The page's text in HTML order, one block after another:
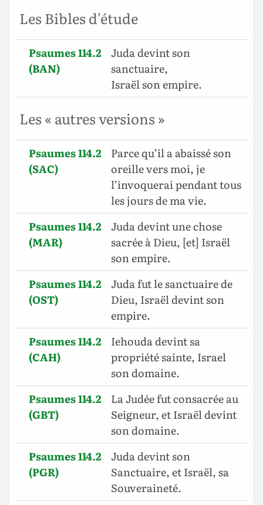
Les Bibles d'étude
Psaumes 114.2
(BAN)
Juda devint son
sanctuaire,
Israël son empire.
Les « autres versions »
Psaumes 114.2
(SAC)
Parce qu’il a abaissé son
oreille vers moi, je
l’invoquerai pendant tous
les jours de ma vie.
Psaumes 114.2
(MAR)
Juda devint une chose
sacrée à Dieu, [et] Israël
son empire.
Psaumes 114.2
(OST)
Juda fut le sanctuaire de
Dieu, Israël devint son
empire.
Psaumes 114.2
(CAH)
Iehouda devint sa
propriété sainte, Israel
son domaine.
Psaumes 114.2
(GBT)
La Judée fut consacrée au
Seigneur, et Israël devint
son domaine.
Psaumes 114.2
(PGR)
Juda devint son
Sanctuaire, et Israël, sa
Souveraineté.